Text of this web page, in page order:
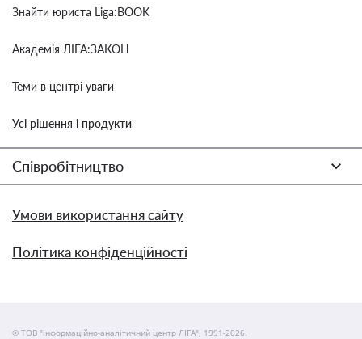
Знайти юриста Liga:BOOK
Академія ЛІГА:ЗАКОН
Теми в центрі уваги
Усі рішення і продукти
Співробітництво
Умови використання сайту
Політика конфіденційності
© ТОВ "інформаційно-аналітичний центр ЛІГА", 1991-2026.